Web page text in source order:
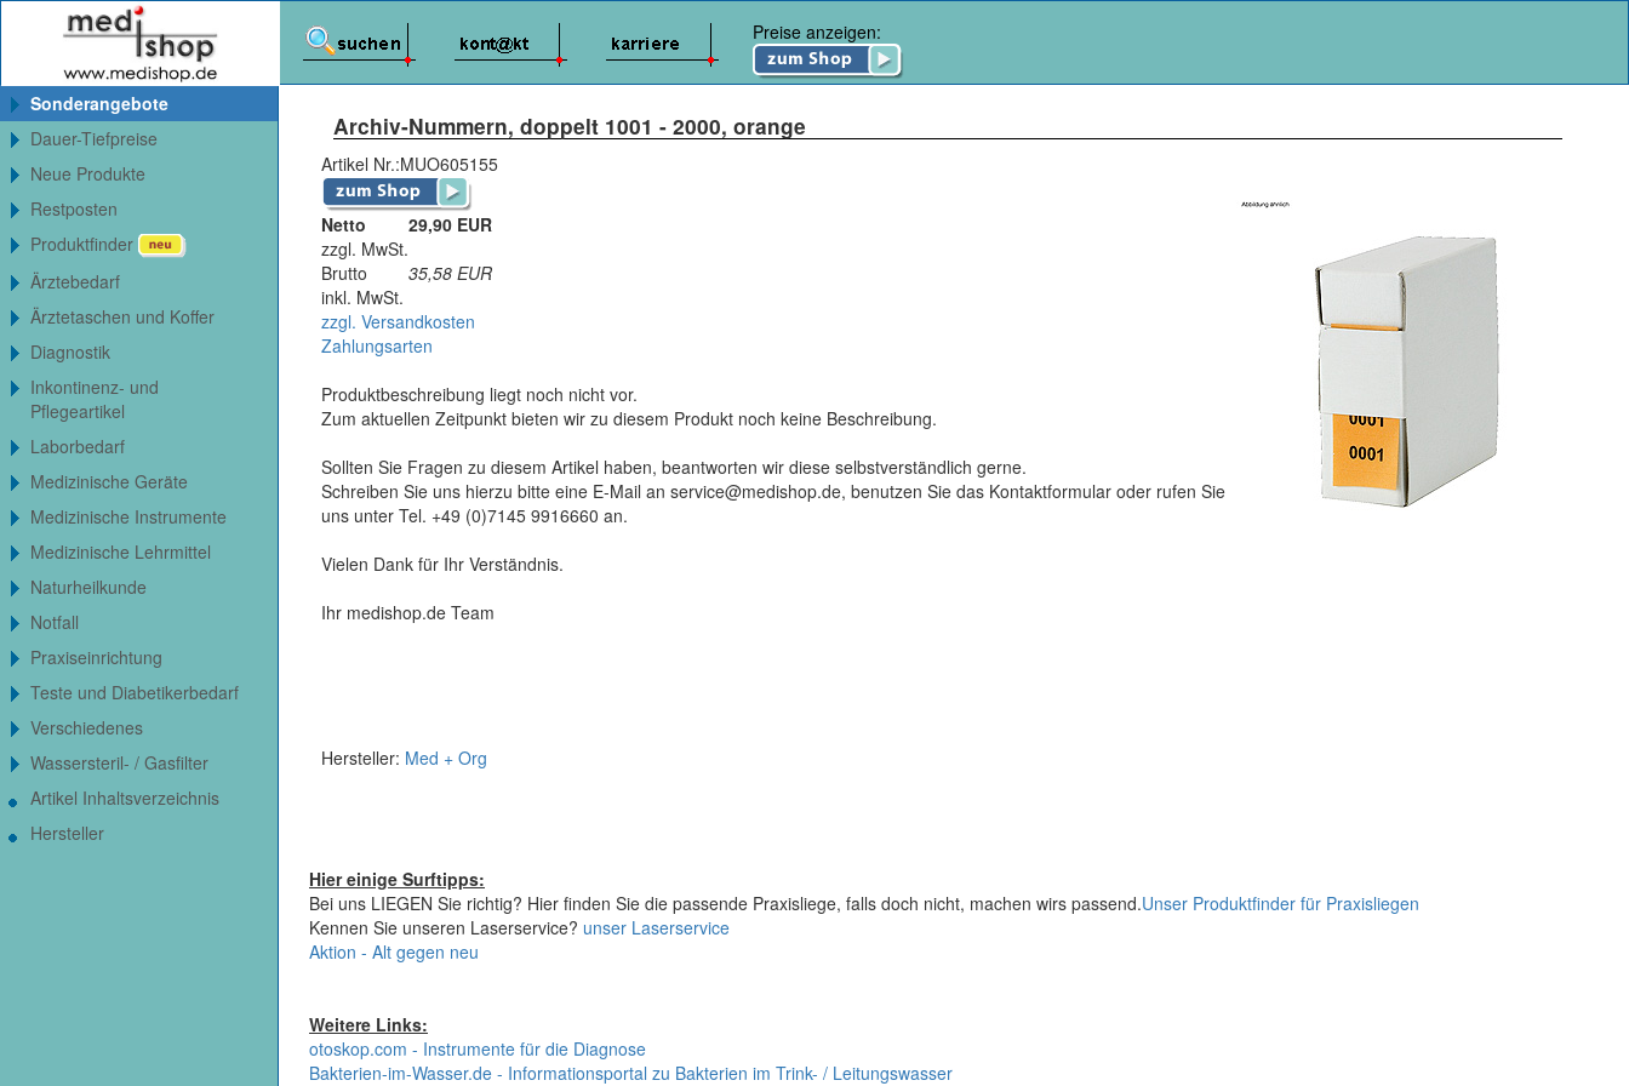
Preise anzeigen:
Archiv-Nummern, doppelt 1001 - 2000, orange
Artikel Nr.:MUO605155
Netto
29,90 EUR
zzgl. MwSt.
Brutto
35,58 EUR
inkl. MwSt.
zzgl. Versandkosten
Zahlungsarten
Produktbeschreibung liegt noch nicht vor.
Zum aktuellen Zeitpunkt bieten wir zu diesem Produkt noch keine Beschreibung.
Sollten Sie Fragen zu diesem Artikel haben, beantworten wir diese selbstverständlich gerne.
Schreiben Sie uns hierzu bitte eine E-Mail an service@medishop.de, benutzen Sie das Kontaktformular oder rufen Sie
uns unter Tel. +49 (0)7145 9916660 an.
Vielen Dank für Ihr Verständnis.
Ihr medishop.de Team
Hersteller: Med + Org
Hier einige Surftipps:
Bei uns LIEGEN Sie richtig? Hier finden Sie die passende Praxisliege, falls doch nicht, machen wirs passend.Unser Produktfinder für Praxisliegen
Kennen Sie unseren Laserservice? unser Laserservice
Aktion - Alt gegen neu
Weitere Links:
otoskop.com - Instrumente für die Diagnose
Bakterien-im-Wasser.de - Informationsportal zu Bakterien im Trink- / Leitungswasser
Sonderangebote
Dauer-Tiefpreise
Neue Produkte
Restposten
Produktfinder
Ärztebedarf
Ärztetaschen und Koffer
Diagnostik
Inkontinenz- und
Pflegeartikel
Laborbedarf
Medizinische Geräte
Medizinische Instrumente
Medizinische Lehrmittel
Naturheilkunde
Notfall
Praxiseinrichtung
Teste und Diabetikerbedarf
Verschiedenes
Wassersteril- / Gasfilter
Artikel Inhaltsverzeichnis
Hersteller